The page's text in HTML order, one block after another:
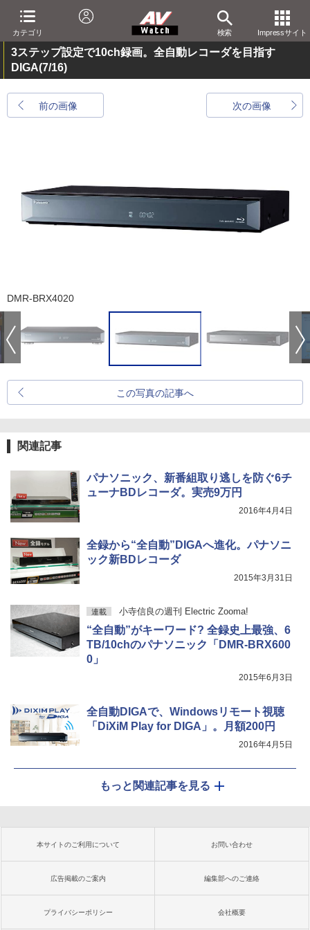
カテゴリ 検索 Impressサイト
3ステップ設定で10ch録画。全自動レコーダを目指す
DIGA(7/16)
前の画像 次の画像
DMR-BRX4020
この写真の記事へ
関連記事
パナソニック、新番組取り逃しを防ぐ6チ
ューナBDレコーダ。実売9万円
2016年4月4日
全録から“全自動”DIGAへ進化。パナソニ
ック新BDレコーダ
2015年3月31日
連載 小寺信良の週刊 Electric Zooma!
“全自動”がキーワード? 全録史上最強、6
TB/10chのパナソニック「DMR-BRX600
0」
2015年6月3日
全自動DIGAで、Windowsリモート視聴
「DiXiM Play for DIGA」。月額200円
2016年4月5日
もっと関連記事を見る
本サイトのご利用について お問い合わせ
広告掲載のご案内 編集部へのご連絡
プライバシーポリシー 会社概要